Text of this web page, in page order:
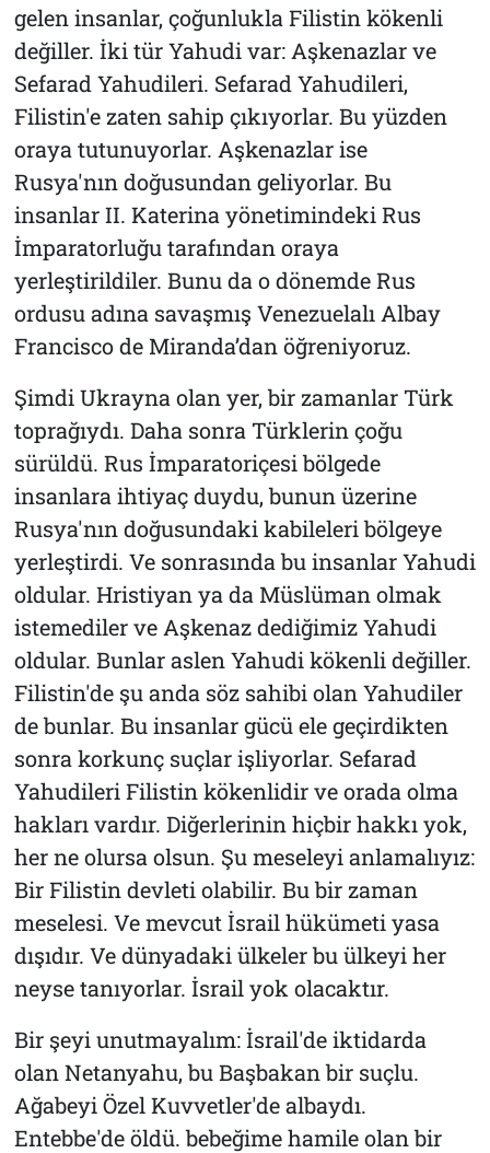
gelen insanlar, çoğunlukla Filistin kökenli
değiller. İki tür Yahudi var: Aşkenazlar ve
Sefarad Yahudileri. Sefarad Yahudileri,
Filistin'e zaten sahip çıkıyorlar. Bu yüzden
oraya tutunuyorlar. Aşkenazlar ise
Rusya'nın doğusundan geliyorlar. Bu
insanlar II. Katerina yönetimindeki Rus
İmparatorluğu tarafından oraya
yerleştirildiler. Bunu da o dönemde Rus
ordusu adına savaşmış Venezuelalı Albay
Francisco de Miranda’dan öğreniyoruz.
Şimdi Ukrayna olan yer, bir zamanlar Türk
toprağıydı. Daha sonra Türklerin çoğu
sürüldü. Rus İmparatoriçesi bölgede
insanlara ihtiyaç duydu, bunun üzerine
Rusya'nın doğusundaki kabileleri bölgeye
yerleştirdi. Ve sonrasında bu insanlar Yahudi
oldular. Hristiyan ya da Müslüman olmak
istemediler ve Aşkenaz dediğimiz Yahudi
oldular. Bunlar aslen Yahudi kökenli değiller.
Filistin'de şu anda söz sahibi olan Yahudiler
de bunlar. Bu insanlar gücü ele geçirdikten
sonra korkunç suçlar işliyorlar. Sefarad
Yahudileri Filistin kökenlidir ve orada olma
hakları vardır. Diğerlerinin hiçbir hakkı yok,
her ne olursa olsun. Şu meseleyi anlamalıyız:
Bir Filistin devleti olabilir. Bu bir zaman
meselesi. Ve mevcut İsrail hükümeti yasa
dışıdır. Ve dünyadaki ülkeler bu ülkeyi her
neyse tanıyorlar. İsrail yok olacaktır.
Bir şeyi unutmayalım: İsrail'de iktidarda
olan Netanyahu, bu Başbakan bir suçlu.
Ağabeyi Özel Kuvvetler'de albaydı.
Entebbe'de öldü. bebeğime hamile olan bir